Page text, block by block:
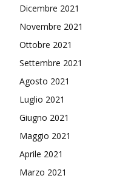
Dicembre 2021
Novembre 2021
Ottobre 2021
Settembre 2021
Agosto 2021
Luglio 2021
Giugno 2021
Maggio 2021
Aprile 2021
Marzo 2021